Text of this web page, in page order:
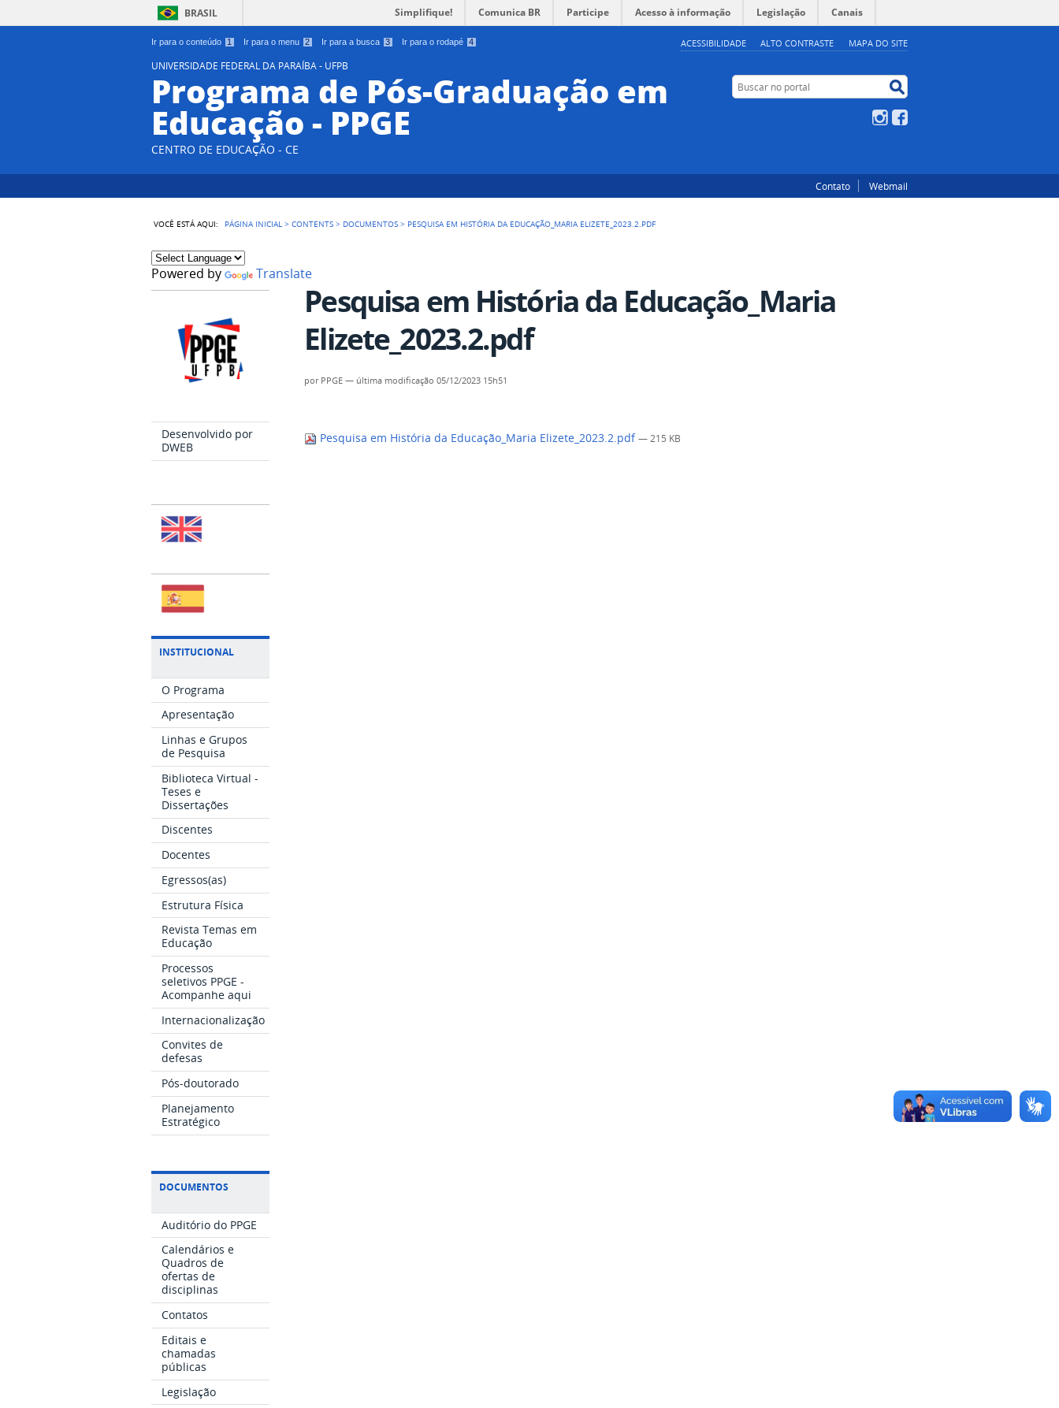
Ir para o conteúdo 1 Ir para o menu 2 Ir para a busca 3 Ir para o rodapé 4 ACESSIBILIDADE ALTO CONTRASTE MAPA DO SITE
BRASIL Simplifique! Comunica BR Participe Acesso à informação Legislação Canais
UNIVERSIDADE FEDERAL DA PARAÍBA - UFPB
Programa de Pós-Graduação em
Educação - PPGE
CENTRO DE EDUCAÇÃO - CE
Buscar no portal
Instagram
Contato Webmail
VOCÊ ESTÁ AQUI: PÁGINA INICIAL >CONTENTS > DOCUMENTOS > PESQUISA EM HISTÓRIA DA EDUCAÇÃO_MARIA ELIZETE_2023.2.PDF
Powered by Translate
Desenvolvido por
DWEB
INSTITUCIONAL
O Programa
Apresentação
Linhas e Grupos
de Pesquisa
Biblioteca Virtual -
Teses e
Dissertações
Discentes
Docentes
Egressos(as)
Estrutura Física
Revista Temas em
Educação
Processos
seletivos PPGE -
Acompanhe aqui
Internacionalização
Convites de
defesas
Pós-doutorado
Planejamento
Estratégico
DOCUMENTOS
Auditório do PPGE
Calendários e
Quadros de
ofertas de
disciplinas
Contatos
Editais e
chamadas
públicas
Legislação
Pesquisa em História da Educação_Maria
Elizete_2023.2.pdf
por PPGE — última modificação 05/12/2023 15h51
Pesquisa em História da Educação_Maria Elizete_2023.2.pdf— 215 KB